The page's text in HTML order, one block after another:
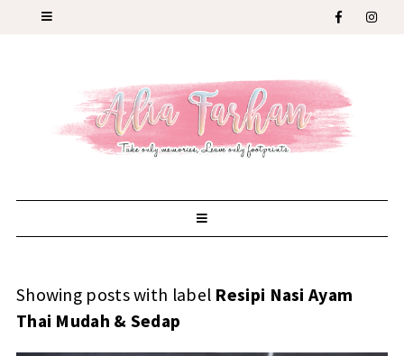
Showing posts with label Resipi Nasi Ayam
Thai Mudah & Sedap